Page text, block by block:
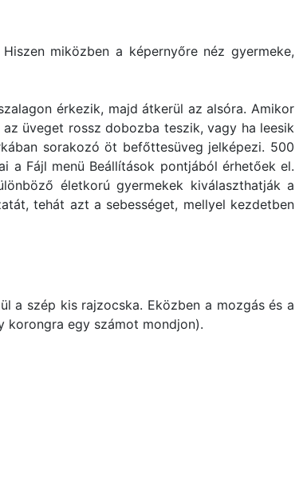
miközben a képernyőre néz gyermeke,
érkezik, majd átkerül az alsóra. Amikor
üveget rossz dobozba teszik, vagy ha leesik
sorakozó öt befőttesüveg jelképezi. 500
a Fájl menü Beállítások pontjából érhetőek el.
életkorú gyermekek kiválaszthatják a
tehát azt a sebességet, mellyel kezdetben
a szép kis rajzocska. Eközben a mozgás és a
korongra egy számot mondjon).